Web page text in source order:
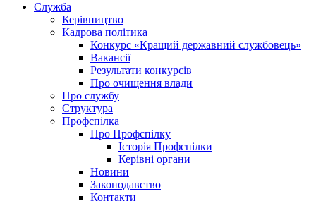
Служба
Керівництво
Кадрова політика
Конкурс «Кращий державний службовець»
Вакансії
Результати конкурсів
Про очищення влади
Про службу
Структура
Профспілка
Про Профспілку
Історія Профспілки
Керівні органи
Новини
Законодавство
Контакти